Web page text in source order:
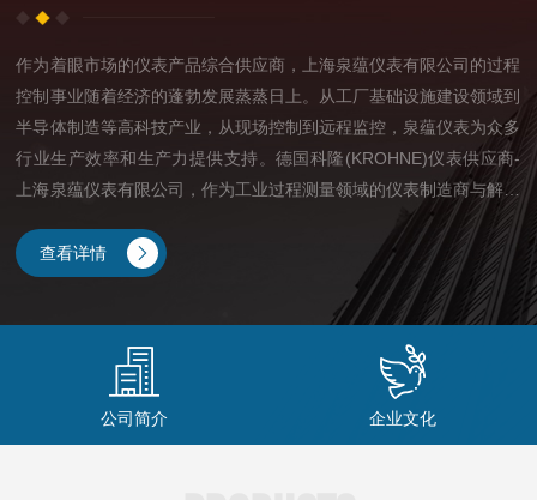
作为着眼市场的仪表产品综合供应商，上海泉蕴仪表有限公司的过程
控制事业随着经济的蓬勃发展蒸蒸日上。从工厂基础设施建设领域到
半导体制造等高科技产业，从现场控制到远程监控，泉蕴仪表为众多
行业生产效率和生产力提供支持。德国科隆(KROHNE)仪表供应商-
上海泉蕴仪表有限公司，作为工业过程测量领域的仪表制造商与解决
方案提供商，公司可提供测量仪器包括电磁流量计、质量流量计、转
子流量计、涡街流量计、超声波流量计、雷达物位计、温度仪、压力
变送器、过程分析仪表、pH计/ORP计电极等，泉蕴仪表致力于为自
动化提供较好的仪表及解决方案。随着业务量的增长，泉蕴在工业过
程电极及实验室仪表方面也渐渐展露荷角，与瑞士博纳图...
查看详情
公司简介 企业文化